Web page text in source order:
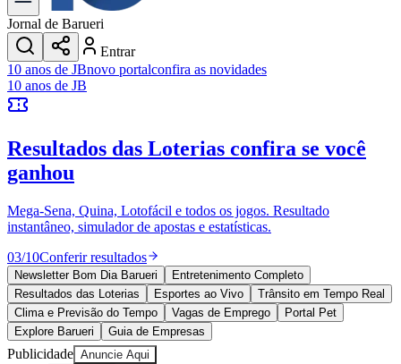
Dia a Dia & Lazer
Transportes
Gastronomia
Cinema & Shows
JogosNovo
Anuncie no Portal
Cadastrar Empresa
Divulgar Vagas
Política
Esportes
Saúde
Segurança
Cultura
Meio Ambiente
Obras
Educação
Jornal de Barueri
Entrar
10 anos de JBnovo portalconfira as novidades
10 anos de JB
Resultados das Loterias confira se você
ganhou
Mega-Sena, Quina, Lotofácil e todos os jogos. Resultado
instantâneo, simulador de apostas e estatísticas.
03/10Conferir resultados
Newsletter Bom Dia Barueri
Entretenimento Completo
Resultados das Loterias
Esportes ao Vivo
Trânsito em Tempo Real
Clima e Previsão do Tempo
Vagas de Emprego
Portal Pet
Explore Barueri
Guia de Empresas
Publicidade Anuncie Aqui